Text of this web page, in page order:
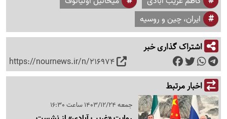
ایران، چین و روسیه
اشتراک گذاری خبر
https://nournews.ir/n/216974
اخبار مرتبط
جمعه 1403/12/24 ساعت 16:30